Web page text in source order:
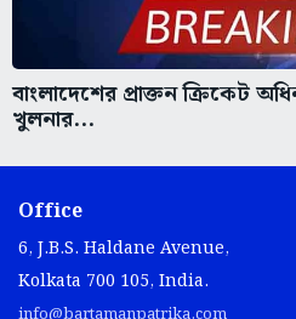
বাংলাদেশের প্রাক্তন ক্রিকেট
খুলনার...
Office
6, J.B.S. Haldane Avenue,
Kolkata 700 105, India.